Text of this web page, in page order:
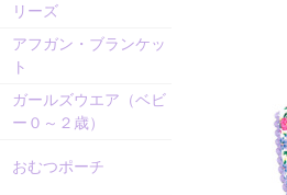
リーズ
アフガン・ブランケッ
ト
ガールズウエア（ベビ
ー０～２歳）
おむつポーチ